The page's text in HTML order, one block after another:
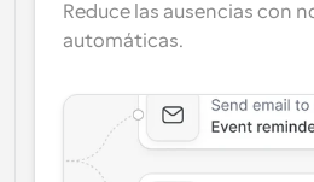
Reduce las ausencias con
automáticas.